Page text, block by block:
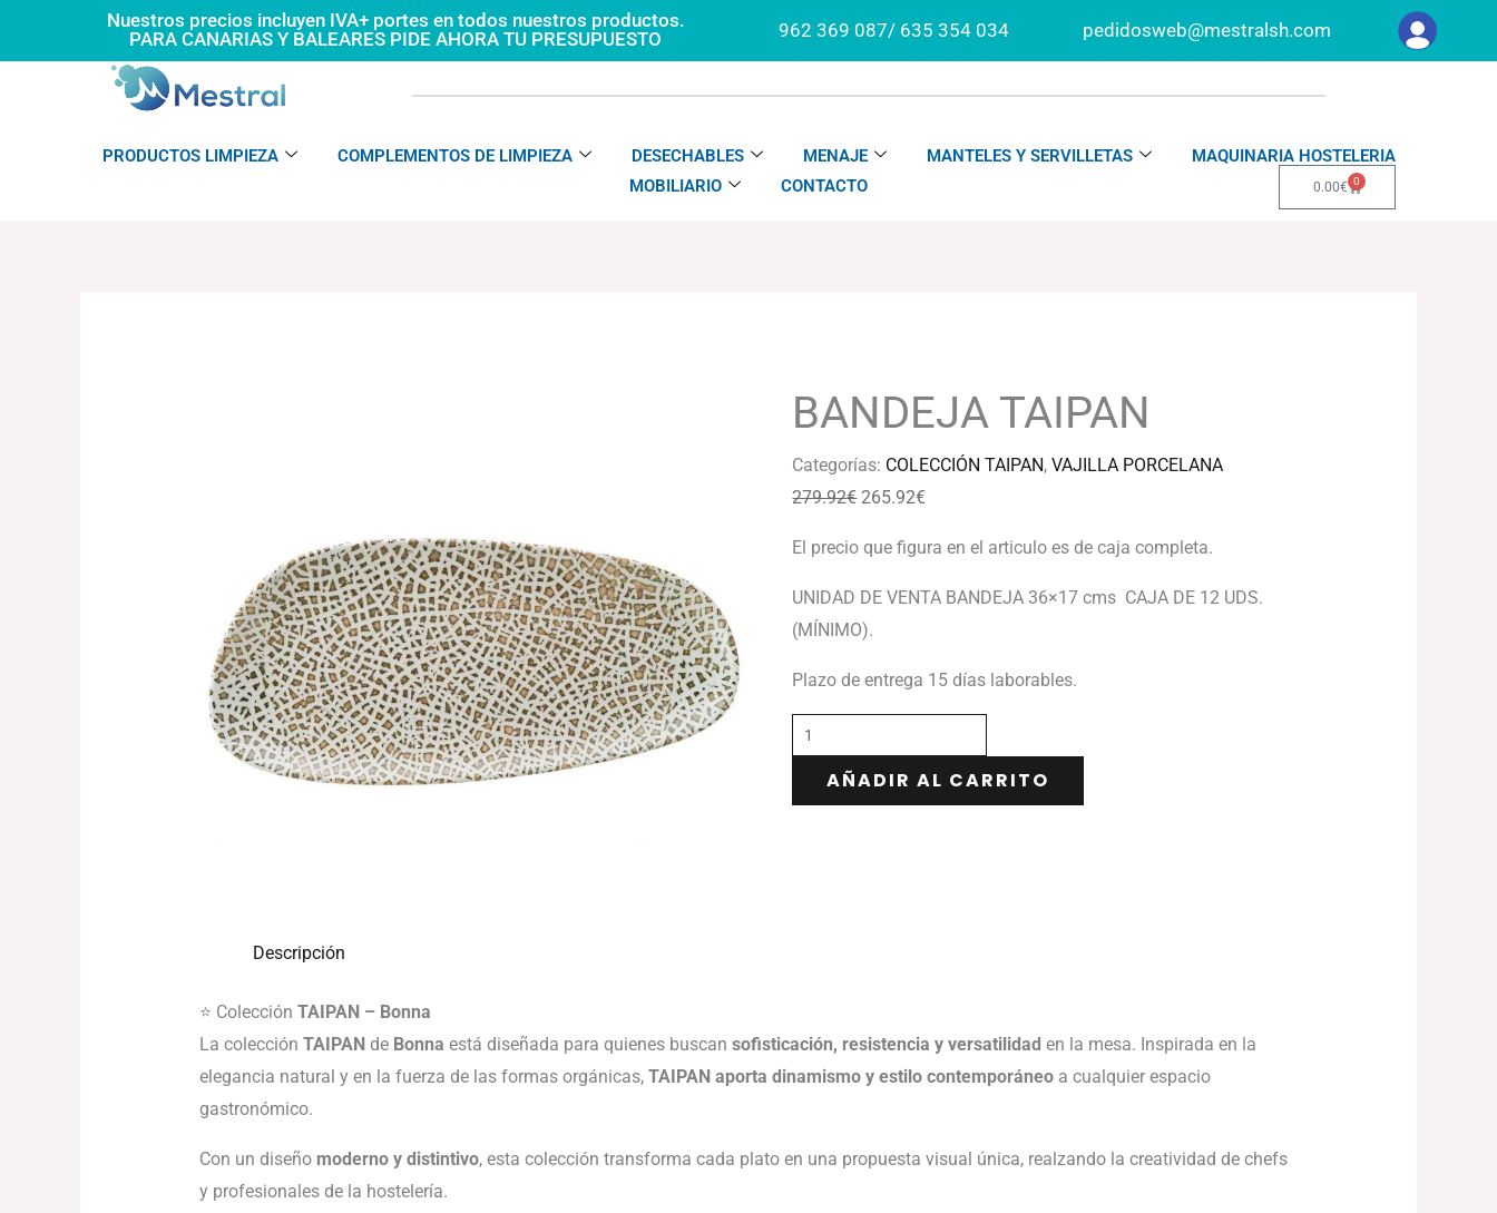
Nuestros precios incluyen IVA+ portes en todos nuestros productos.
PARA CANARIAS Y BALEARES PIDE AHORA TU PRESUPUESTO
962 369 087/ 635 354 034 pedidosweb@mestralsh.com
PRODUCTOS LIMPIEZA COMPLEMENTOS DE LIMPIEZA DESECHABLES MENAJE MANTELES Y SERVILLETAS
MAQUINARIA HOSTELERIA
MOBILIARIO
CONTACTO 0.00€ 0
Carrito
BANDEJA TAIPAN
Categorías: COLECCIÓN TAIPAN,VAJILLA PORCELANA
279.92€
era:
265.92€
es:
El precio que figura en el articulo es de caja completa.
UNIDAD DE VENTA BANDEJA 36×17 cms CAJA DE 12 UDS.
(MÍNIMO).
Plazo de entrega 15 días laborables.
AÑADIR AL CARRITO
Descripción
⭐ Colección TAIPAN – Bonna
La colección TAIPANde Bonna está diseñada para quienes buscan sofisticación, resistencia y versatilidad en la mesa. Inspirada en la
elegancia natural y en la fuerza de las formas orgánicas, TAIPAN aporta dinamismo y estilo contemporáneoa cualquier espacio
gastronómico.
Con un diseño moderno y distintivo, esta colección transforma cada plato en una propuesta visual única, realzando la creatividad de chefs
y profesionales de la hostelería.